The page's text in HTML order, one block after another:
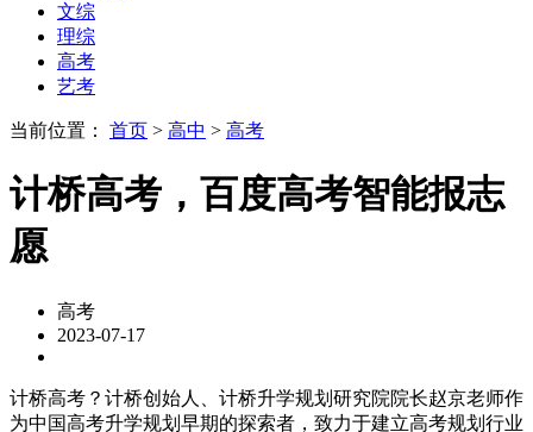
文综
理综
高考
艺考
当前位置： 首页 > 高中 > 高考
计桥高考，百度高考智能报志
愿
高考
2023-07-17
计桥高考？计桥创始人、计桥升学规划研究院院长赵京老师作
为中国高考升学规划早期的探索者，致力于建立高考规划行业